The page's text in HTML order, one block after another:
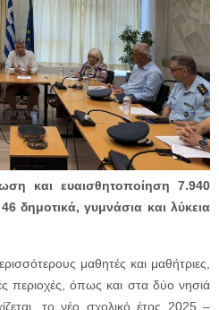
και ευαισθητοποίηση 7.940
δημοτικά, γυμνάσια και λύκεια
μαθητές και μαθήτριες,
περιοχές, όπως και στα δύο νησιά
το νέο σχολικό έτος 2025 –